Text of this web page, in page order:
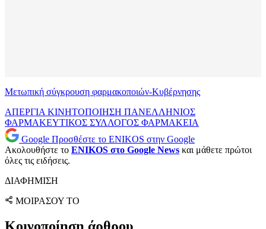
Μετωπική σύγκρουση φαρμακοποιών-Κυβέρνησης
ΑΠΕΡΓΙΑ ΚΙΝΗΤΟΠΟΙΗΣΗ ΠΑΝΕΛΛΗΝΙΟΣ
ΦΑΡΜΑΚΕΥΤΙΚΟΣ ΣΥΛΛΟΓΟΣ ΦΑΡΜΑΚΕΙΑ
Google Προσθέστε το ENIKOS στην Google
Ακολουθήστε το ENIKOS στο Google News και μάθετε πρώτοι
όλες τις ειδήσεις.
ΔΙΑΦΗΜΙΣΗ
ΜΟΙΡΑΣΟΥ ΤΟ